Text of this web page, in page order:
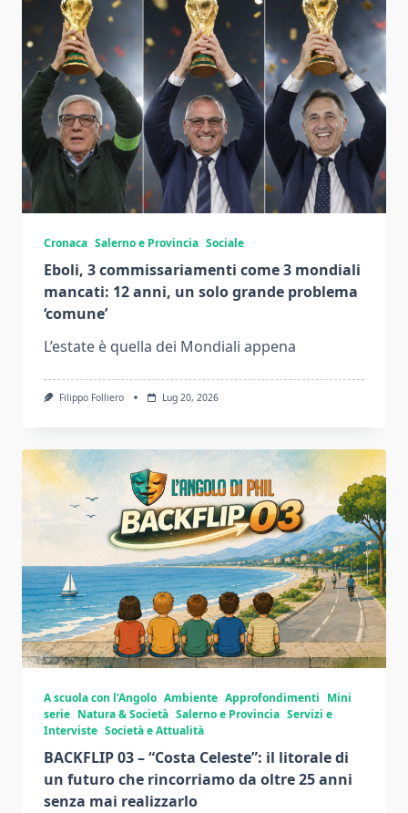
Cronaca Salerno e Provincia Sociale
Eboli, 3 commissariamenti come 3 mondiali
mancati: 12 anni, un solo grande problema
‘comune’
L’estate è quella dei Mondiali appena
Filippo Folliero Lug 20, 2026
A scuola con l'Angolo Ambiente Approfondimenti Mini
serie Natura & Società Salerno e Provincia Servizi e
Interviste Società e Attualità
BACKFLIP 03 – “Costa Celeste”: il litorale di
un futuro che rincorriamo da oltre 25 anni
senza mai realizzarlo